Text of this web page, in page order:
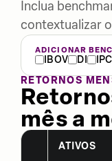
Inclua
contextualizar
ADICIONAR
IBOV
DI
RETORNOS
mês a
ATIVOS